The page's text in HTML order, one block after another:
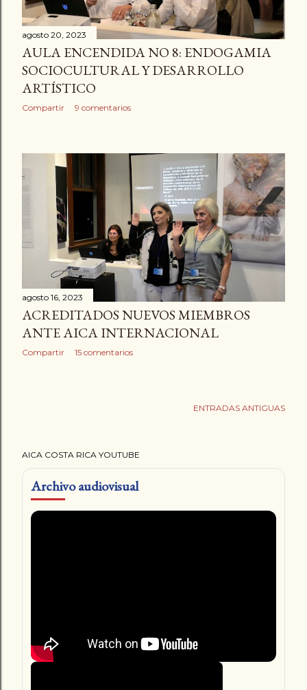
agosto 20, 2023
AULA ENCENDIDA NO 8: ENDOGAMIA
SOCIOCULTURAL Y DESARROLLO
ARTÍSTICO
Compartir 9 comentarios
agosto 16, 2023
ACREDITADOS NUEVOS MIEMBROS
ANTE AICA INTERNACIONAL
Compartir 15 comentarios
ENTRADAS ANTIGUAS
AICA COSTA RICA YOUTUBE
Archivo audiovisual